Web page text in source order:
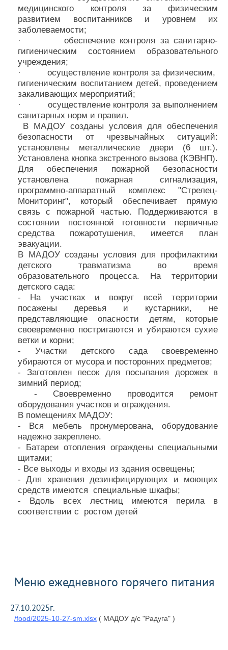
медицинского контроля за физическим
развитием воспитанников и уровнем их
заболеваемости;
· обеспечение контроля за санитарно-
гигиеническим состоянием образовательного
учреждения;
· осуществление контроля за физическим,
гигиеническим воспитанием детей, проведением
закаливающих мероприятий;
· осуществление контроля за выполнением
санитарных норм и правил.
В МАДОУ созданы условия для обеспечения
безопасности от чрезвычайных ситуаций:
установлены металлические двери (6 шт.).
Установлена кнопка экстренного вызова (КЭВНП).
Для обеспечения пожарной безопасности
установлена пожарная сигнализация,
программно-аппаратный комплекс "Стрелец-
Мониторинг", который обеспечивает прямую
связь с пожарной частью. Поддерживаются в
состоянии постоянной готовности первичные
средства пожаротушения, имеется план
эвакуации.
В МАДОУ созданы условия для профилактики
детского травматизма во время
образовательного процесса. На территории
детского сада:
- На участках и вокруг всей территории
посажены деревья и кустарники, не
представляющие опасности детям, которые
своевременно постригаются и убираются сухие
ветки и корни;
- Участки детского сада своевременно
убираются от мусора и посторонних предметов;
- Заготовлен песок для посыпания дорожек в
зимний период;
- Своевременно проводится ремонт
оборудования участков и ограждения.
В помещениях МАДОУ:
- Вся мебель пронумерована, оборудование
надежно закреплено.
- Батареи отопления ограждены специальными
щитами;
- Все выходы и входы из здания освещены;
- Для хранения дезинфицирующих и моющих
средств имеются специальные шкафы;
- Вдоль всех лестниц имеются перила в
соответствии с ростом детей
Меню ежедневного горячего питания
27.10.2025г.
/food/2025-10-27-sm.xlsx ( МАДОУ д/с "Радуга" )